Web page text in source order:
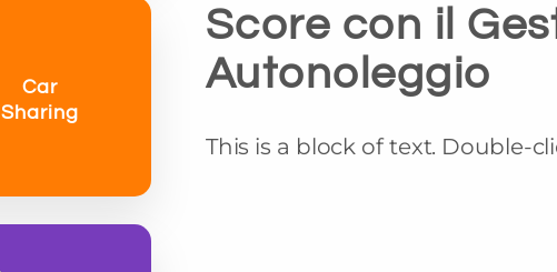
Car
Sharing
Score con il
Autonoleggio
This is a block of text. Double-